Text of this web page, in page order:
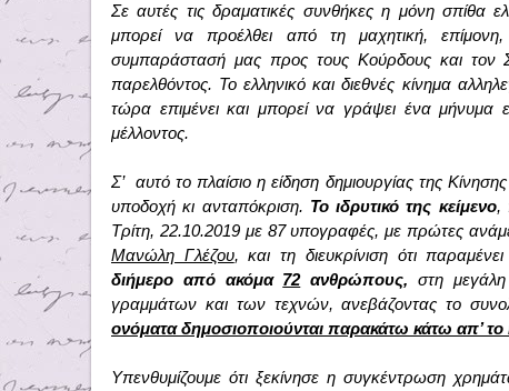
Σε αυτές τις δραματικές συνθήκες η μόνη σπίθα
μπορεί να προέλθει από τη μαχητική,
συμπαράστασή μας προς τους Κούρδους και τον
παρελθόντος. Το ελληνικό και διεθνές κίνημα
τώρα επιμένει και μπορεί να γράψει ένα μήνυμα
μέλλοντος.
Σ’ αυτό το πλαίσιο η είδηση δημιουργίας της
υποδοχή κι ανταπόκριση. Το ιδρυτικό της κείμενο,
Τρίτη, 22.10.2019 με 87 υπογραφές, με πρώτες
Μανώλη Γλέζου, και τη διευκρίνιση ότι παραμένει
διήμερο από ακόμα 72ανθρώπους, στη
γραμμάτων και των τεχνών, ανεβάζοντας το
ονόματα δημοσιοποιούνται παρακάτω κάτω απ’
Υπενθυμίζουμε ότι ξεκίνησε η συγκέντρωση